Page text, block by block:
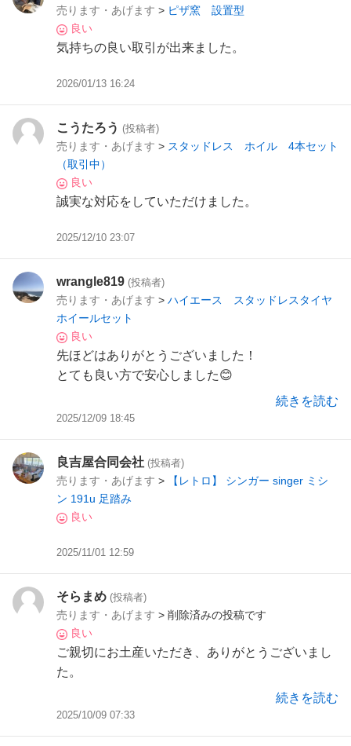
売ります・あげます > ピザ窯 設置型
良い
気持ちの良い取引が出来ました。
2026/01/13 16:24
こうたろう (投稿者)
売ります・あげます > スタッドレス ホイル 4本セット
（取引中）
良い
誠実な対応をしていただけました。
2025/12/10 23:07
wrangle819 (投稿者)
売ります・あげます > ハイエース スタッドレスタイヤ
ホイールセット
良い
先ほどはありがとうございました！
とても良い方で安心しました😊
続きを読む
2025/12/09 18:45
良吉屋合同会社 (投稿者)
売ります・あげます >
【レトロ】 シンガー singer ミシ
ン 191u 足踏み
良い
2025/11/01 12:59
そらまめ (投稿者)
売ります・あげます > 削除済みの投稿です
良い
ご親切にお土産いただき、ありがとうございまし
た。
また機会がありましたら、よろしくお願いしま
す。
続きを読む
2025/10/09 07:33